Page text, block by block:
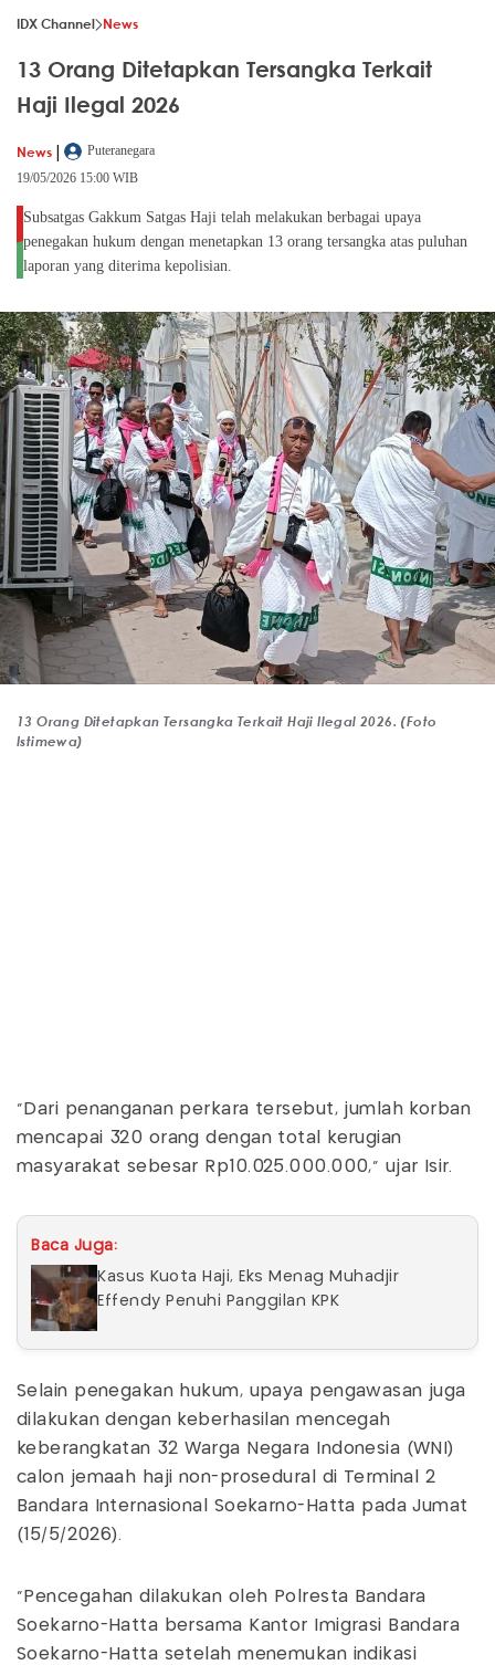
IDX Channel News
13 Orang Ditetapkan Tersangka Terkait
Haji Ilegal 2026
News |
Puteranegara
19/05/2026 15:00 WIB
Subsatgas Gakkum Satgas Haji telah melakukan berbagai upaya
penegakan hukum dengan menetapkan 13 orang tersangka atas puluhan
laporan yang diterima kepolisian.
13 Orang Ditetapkan Tersangka Terkait Haji Ilegal 2026. (Foto
Istimewa)
“Dari penanganan perkara tersebut, jumlah korban
mencapai 320 orang dengan total kerugian
masyarakat sebesar Rp10.025.000.000,” ujar Isir.
Baca Juga:
Kasus Kuota Haji, Eks Menag Muhadjir
Effendy Penuhi Panggilan KPK
Selain penegakan hukum, upaya pengawasan juga
dilakukan dengan keberhasilan mencegah
keberangkatan 32 Warga Negara Indonesia (WNI)
calon jemaah haji non-prosedural di Terminal 2
Bandara Internasional Soekarno-Hatta pada Jumat
(15/5/2026).
“Pencegahan dilakukan oleh Polresta Bandara
Soekarno-Hatta bersama Kantor Imigrasi Bandara
Soekarno-Hatta setelah menemukan indikasi